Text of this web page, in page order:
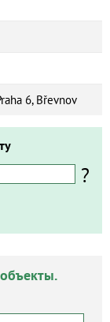
6, Břevnov
?